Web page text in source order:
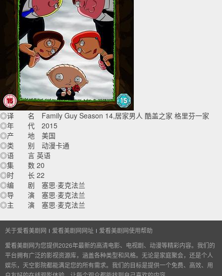
◎译 名 Family Guy Season 14,居家男人 酷盖之家 格里芬一家
◎年 代 2015
◎产 地 美国
◎类 别 动漫卡通
◎语 言 英语
◎集 数 20
◎时 长 22
◎编 剧 塞思·麦克法兰
◎导 演 塞思·麦克法兰
◎主 演 塞思·麦克法兰
关于爱看美剧网 爱看美剧网网址
爱看美剧网使用帮助
爱看美剧网为您提供2026年最新的高清电影、电视剧、动漫等精彩内容。我们的
平台拥有广泛的影视资源库，涵盖各种类型和风格。无论是家庭聚会，还是个人
娱乐，天空影院都能满足您的所有需求。我们的目标是提供一个免费、高效、用